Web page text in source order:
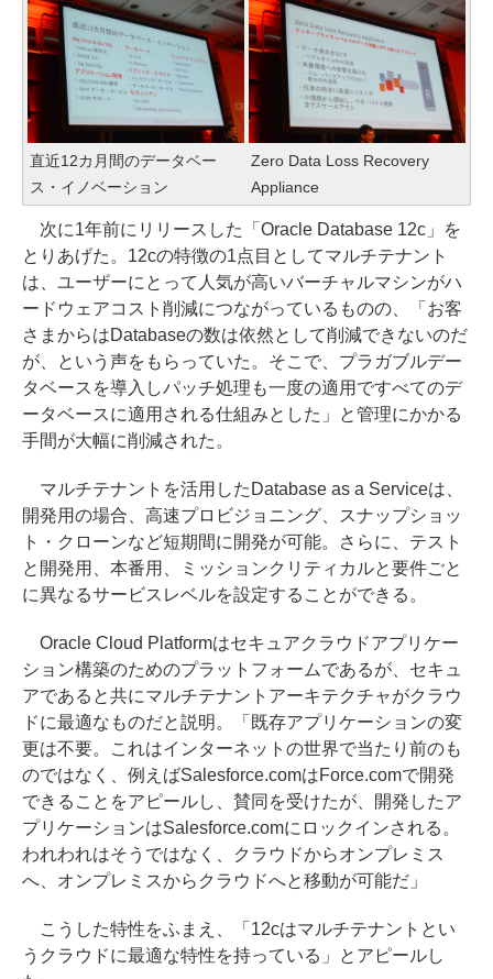
直近12カ月間のデータベー
ス・イノベーション
Zero Data Loss Recovery
Appliance
次に1年前にリリースした「Oracle Database 12c」を
とりあげた。12cの特徴の1点目としてマルチテナント
は、ユーザーにとって人気が高いバーチャルマシンがハ
ードウェアコスト削減につながっているものの、「お客
さまからはDatabaseの数は依然として削減できないのだ
が、という声をもらっていた。そこで、プラガブルデー
タベースを導入しパッチ処理も一度の適用ですべてのデ
ータベースに適用される仕組みとした」と管理にかかる
手間が大幅に削減された。
マルチテナントを活用したDatabase as a Serviceは、
開発用の場合、高速プロビジョニング、スナップショッ
ト・クローンなど短期間に開発が可能。さらに、テスト
と開発用、本番用、ミッションクリティカルと要件ごと
に異なるサービスレベルを設定することができる。
Oracle Cloud Platformはセキュアクラウドアプリケー
ション構築のためのプラットフォームであるが、セキュ
アであると共にマルチテナントアーキテクチャがクラウ
ドに最適なものだと説明。「既存アプリケーションの変
更は不要。これはインターネットの世界で当たり前のも
のではなく、例えばSalesforce.comはForce.comで開発
できることをアピールし、賛同を受けたが、開発したア
プリケーションはSalesforce.comにロックインされる。
われわれはそうではなく、クラウドからオンプレミス
へ、オンプレミスからクラウドへと移動が可能だ」
こうした特性をふまえ、「12cはマルチテナントとい
うクラウドに最適な特性を持っている」とアピールし